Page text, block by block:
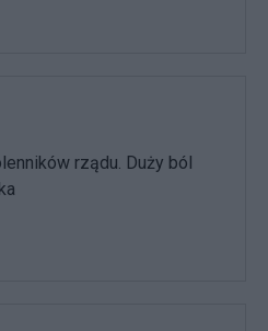
rządu. Duży ból